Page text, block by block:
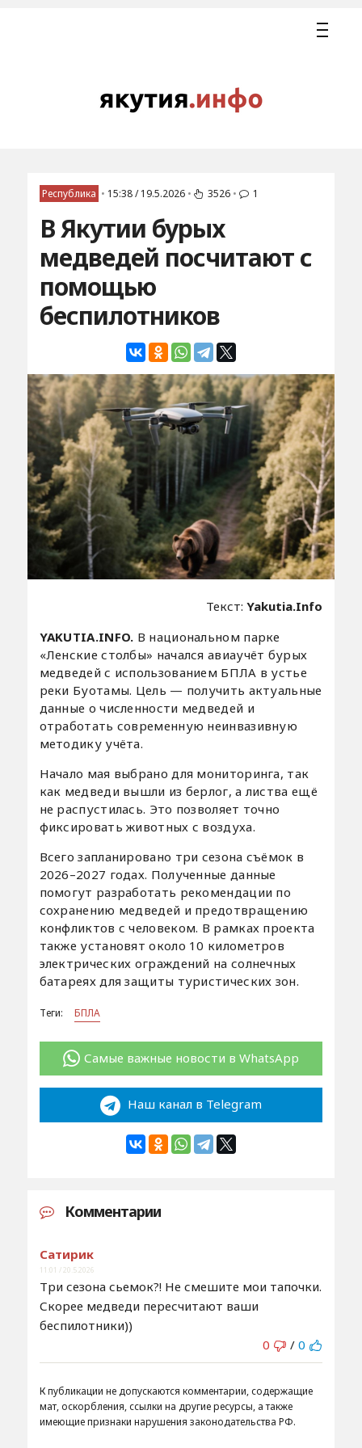
Республика • 15:38 / 19.5.2026 • 3526 • 1
В Якутии бурых
медведей посчитают с
помощью
беспилотников
Текст:Yakutia.Info
YAKUTIA.INFO. В национальном парке
«Ленские столбы» начался авиаучёт бурых
медведей с использованием БПЛА в устье
реки Буотамы. Цель — получить актуальные
данные о численности медведей и
отработать современную неинвазивную
методику учёта.
Начало мая выбрано для мониторинга, так
как медведи вышли из берлог, а листва ещё
не распустилась. Это позволяет точно
фиксировать животных с воздуха.
Всего запланировано три сезона съёмок в
2026–2027 годах. Полученные данные
помогут разработать рекомендации по
сохранению медведей и предотвращению
конфликтов с человеком. В рамках проекта
также установят около 10 километров
электрических ограждений на солнечных
батареях для защиты туристических зон.
Теги: БПЛА
Самые важные новости в WhatsApp
Наш канал в Telegram
Комментарии
Сатирик
11:01 / 20.5.2026
Три сезона сьемок?! Не смешите мои тапочки.
Скорее медведи пересчитают ваши
беспилотники))
0
/ 0
К публикации не допускаются комментарии, содержащие
мат, оскорбления, ссылки на другие ресурсы, а также
имеющие признаки нарушения законодательства РФ.